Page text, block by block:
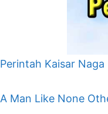
Perintah Kaisar Naga
A Man Like None